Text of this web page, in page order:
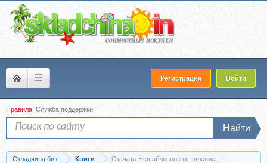
☰ Регистрация Войти
Правила Служба поддержки
Найти
Складчина биз Книги Скачать Нешаблонное мышление (Джон